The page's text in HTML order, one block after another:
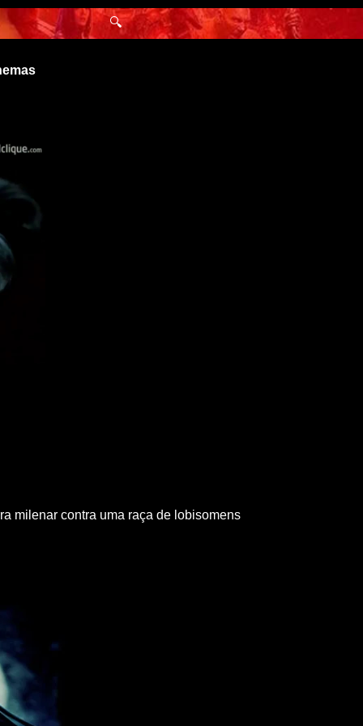
🔍
milenar contra uma raça de lobisomens